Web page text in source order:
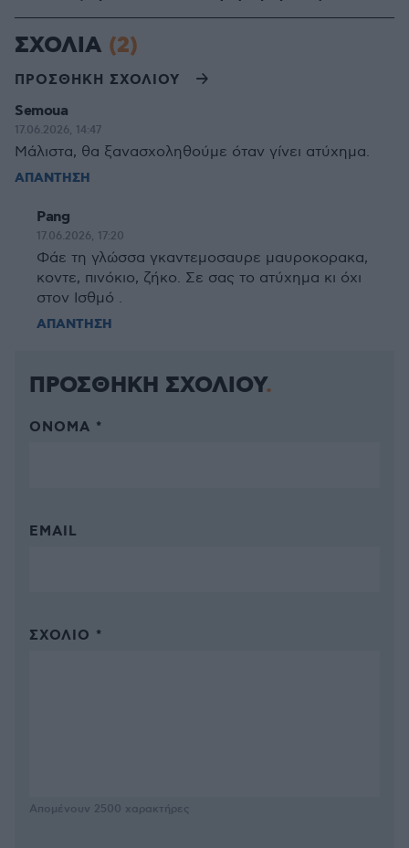
ΣΧΟΛΙΑ (2)
ΠΡΟΣΘΗΚΗ ΣΧΟΛΙΟΥ
Semoua
17.06.2026, 14:47
Μάλιστα, θα ξανασχοληθούμε όταν γίνει ατύχημα.
ΑΠΑΝΤΗΣΗ
Pang
17.06.2026, 17:20
Φάε τη γλώσσα γκαντεμοσαυρε μαυροκορακα,
κοντε, πινόκιο, ζήκο. Σε σας το ατύχημα κι όχι
στον Ισθμό .
ΑΠΑΝΤΗΣΗ
ΠΡΟΣΘΗΚΗ ΣΧΟΛΙΟΥ
ΌΝΟΜΑ *
EMAIL
ΣΧΌΛΙΟ *
Απομένουν 2500 χαρακτήρες